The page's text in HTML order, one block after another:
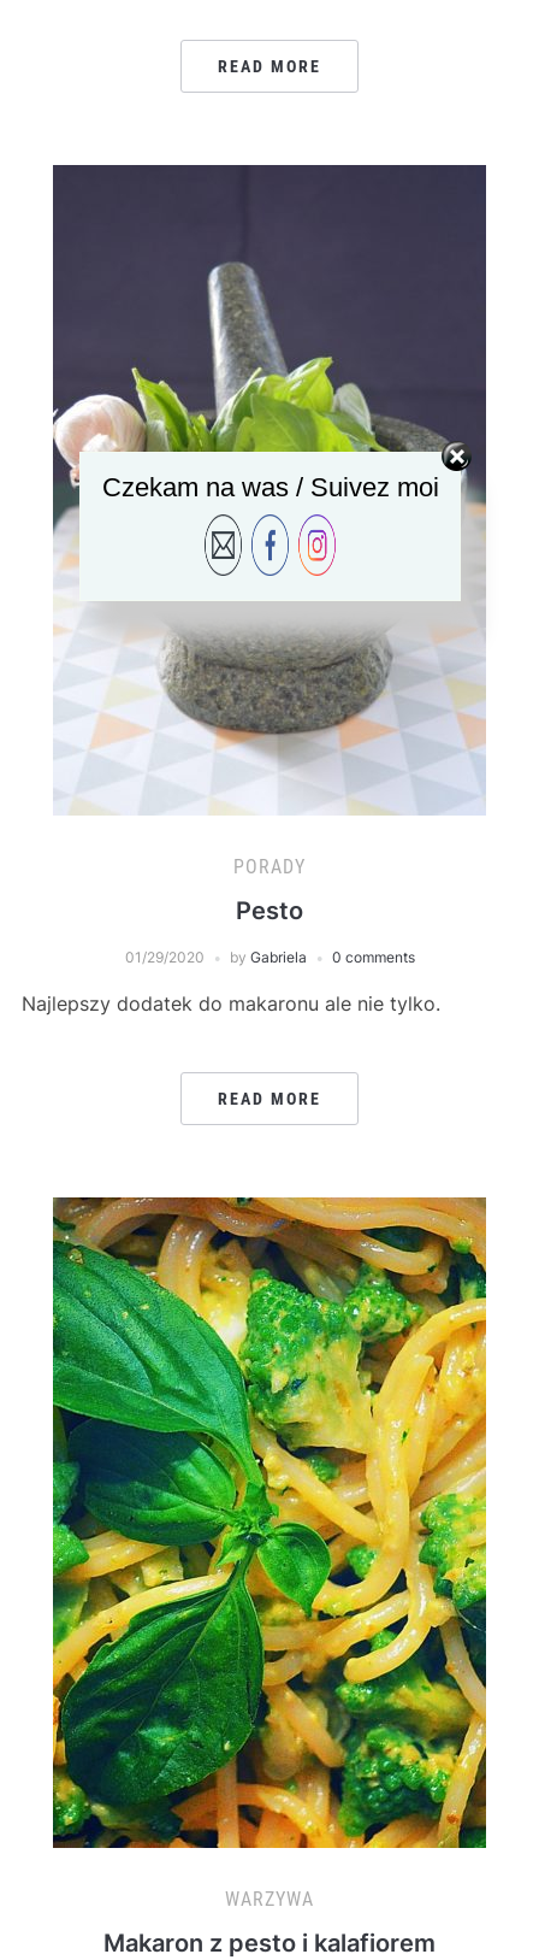
READ MORE
PORADY
Pesto
01/29/2020 by Gabriela 0 comments
Najlepszy dodatek do makaronu ale nie tylko.
READ MORE
WARZYWA
Makaron z pesto i kalafiorem
Czekam na was / Suivez moi